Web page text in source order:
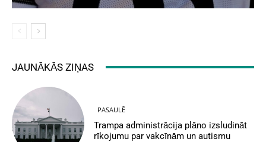
JAUNĀKĀS ZIŅAS
PASAULĒ
Trampa administrācija plāno izsludināt
rīkojumu par vakcīnām un autismu